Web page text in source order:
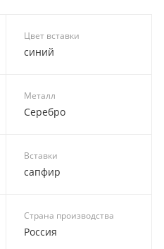
Цвет вставки
синий
Металл
Серебро
Вставки
сапфир
Страна производства
Россия